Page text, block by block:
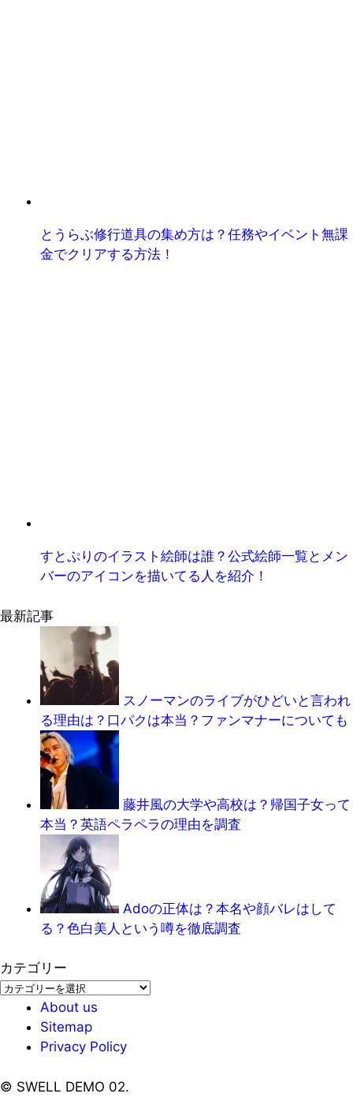
とうらぶ修行道具の集め方は？任務やイベント無課
金でクリアする方法！
すとぷりのイラスト絵師は誰？公式絵師一覧とメン
バーのアイコンを描いてる人を紹介！
最新記事
スノーマンのライブがひどいと言われ
る理由は？口パクは本当？ファンマナーについても
藤井風の大学や高校は？帰国子女って
本当？英語ペラペラの理由を調査
Adoの正体は？本名や顔バレはして
る？色白美人という噂を徹底調査
カテゴリー
カ
About us
Sitemap
Privacy Policy
© SWELL DEMO 02.